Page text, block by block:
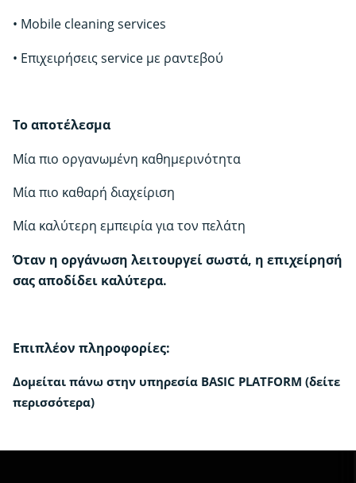
• Mobile cleaning services
• Επιχειρήσεις service με ραντεβού
Το αποτέλεσμα
Μία πιο οργανωμένη καθημερινότητα
Μία πιο καθαρή διαχείριση
Μία καλύτερη εμπειρία για τον πελάτη
Όταν η οργάνωση λειτουργεί σωστά, η επιχείρησή
σας αποδίδει καλύτερα.
Επιπλέον πληροφορίες:
Δομείται πάνω στην υπηρεσία BASIC PLATFORM (δείτε
περισσότερα)